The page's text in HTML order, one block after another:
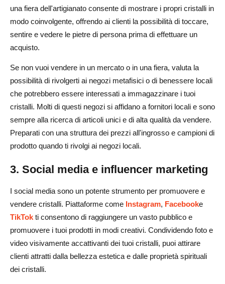
una fiera dell'artigianato consente di mostrare i propri cristalli in
modo coinvolgente, offrendo ai clienti la possibilità di toccare,
sentire e vedere le pietre di persona prima di effettuare un
acquisto.
Se non vuoi vendere in un mercato o in una fiera, valuta la
possibilità di rivolgerti ai negozi metafisici o di benessere locali
che potrebbero essere interessati a immagazzinare i tuoi
cristalli. Molti di questi negozi si affidano a fornitori locali e sono
sempre alla ricerca di articoli unici e di alta qualità da vendere.
Preparati con una struttura dei prezzi all'ingrosso e campioni di
prodotto quando ti rivolgi ai negozi locali.
3. Social media e influencer marketing
I social media sono un potente strumento per promuovere e
vendere cristalli. Piattaforme come Instagram, Facebooke
TikTok ti consentono di raggiungere un vasto pubblico e
promuovere i tuoi prodotti in modi creativi. Condividendo foto e
video visivamente accattivanti dei tuoi cristalli, puoi attirare
clienti attratti dalla bellezza estetica e dalle proprietà spirituali
dei cristalli.